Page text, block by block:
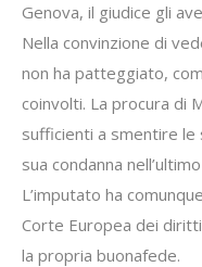
Genova, il giudice gli
Nella convinzione di
non ha patteggiato,
coinvolti. La procura di
sufficienti a smentire
sua condanna
L’imputato ha
Corte Europea dei
la propria buonafede.